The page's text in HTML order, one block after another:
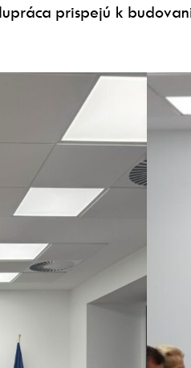
prispejú k